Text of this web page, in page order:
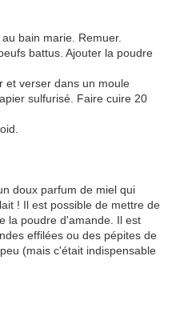
bain marie. Remuer.
battus. Ajouter la poudre
et verser dans un moule
sulfurisé. Faire cuire 20
doux parfum de miel qui
! Il est possible de mettre de
la poudre d'amande. Il est
effilées ou des pépites de
(mais c'était indispensable